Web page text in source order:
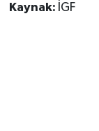
Kaynak: İGF